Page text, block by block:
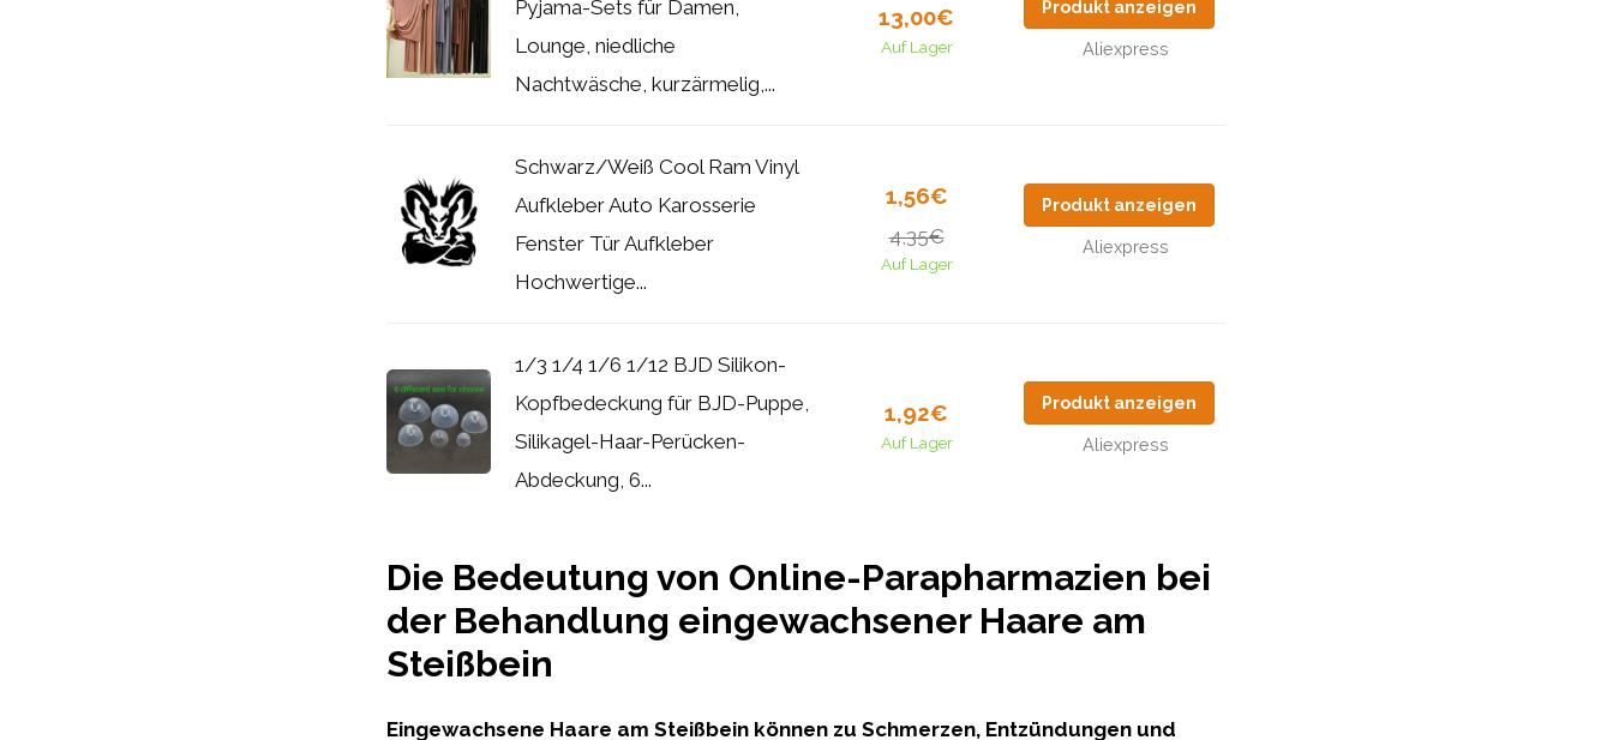
Pyjama-Sets für Damen,
Lounge, niedliche
Nachtwäsche, kurzärmelig,...
13,00€
Auf Lager
Produkt anzeigen
Aliexpress
Schwarz/Weiß Cool Ram Vinyl
Aufkleber Auto Karosserie
Fenster Tür Aufkleber
Hochwertige...
1,56€
4,35€
Auf Lager
Produkt anzeigen
Aliexpress
1/3 1/4 1/6 1/12 BJD Silikon-
Kopfbedeckung für BJD-Puppe,
Silikagel-Haar-Perücken-
Abdeckung, 6...
1,92€
Auf Lager
Produkt anzeigen
Aliexpress
Die Bedeutung von Online-Parapharmazien bei
der Behandlung eingewachsener Haare am
Steißbein
Eingewachsene Haare am Steißbein können zu Schmerzen, Entzündungen und